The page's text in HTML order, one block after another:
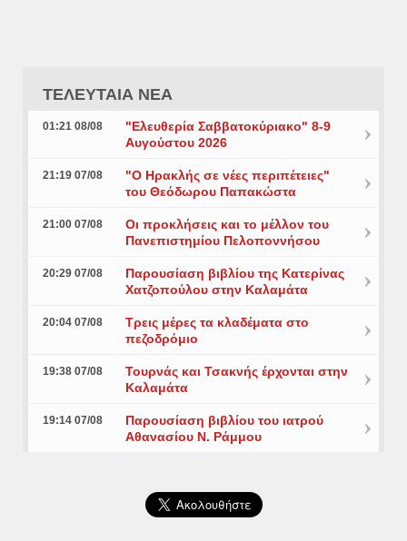
ΤΕΛΕΥΤΑΙΑ ΝΕΑ
01:21 08/08
"Ελευθερία Σαββατοκύριακο" 8-9
Αυγούστου 2026
21:19 07/08
"Ο Ηρακλής σε νέες περιπέτειες"
του Θεόδωρου Παπακώστα
21:00 07/08
Οι προκλήσεις και το μέλλον του
Πανεπιστημίου Πελοποννήσου
20:29 07/08
Παρουσίαση βιβλίου της Κατερίνας
Χατζοπούλου στην Καλαμάτα
20:04 07/08
Τρεις μέρες τα κλαδέματα στο
πεζοδρόμιο
19:38 07/08
Τουρνάς και Τσακνής έρχονται στην
Καλαμάτα
19:14 07/08
Παρουσίαση βιβλίου του ιατρού
Αθανασίου Ν. Ράμμου